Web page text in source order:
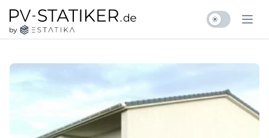
pv-statiker.de by ESTATIKA